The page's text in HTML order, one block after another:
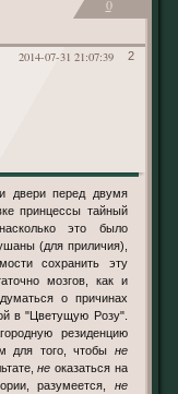
0
2
2014-07-31 21:07:39
принцессы тайный
это было
(для приличия),
сохранить эту
мозгов, как и
о причинах
в "Цветущую Розу".
резиденцию
для того, чтобы не
не оказаться на
разумеется, не